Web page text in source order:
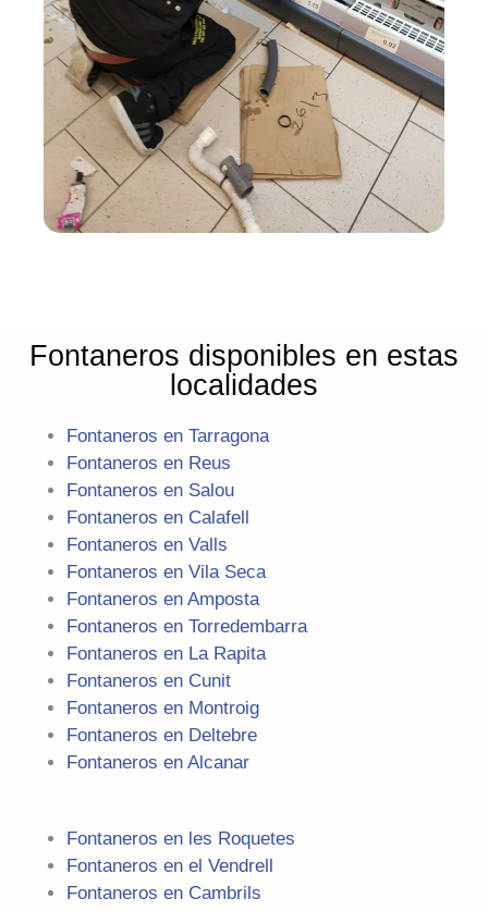
Fontaneros disponibles en estas
localidades
Fontaneros en Tarragona
Fontaneros en Reus
Fontaneros en Salou
Fontaneros en Calafell
Fontaneros en Valls
Fontaneros en Vila Seca
Fontaneros en Amposta
Fontaneros en Torredembarra
Fontaneros en La Rapita
Fontaneros en Cunit
Fontaneros en Montroig
Fontaneros en Deltebre
Fontaneros en Alcanar
Fontaneros en les Roquetes
Fontaneros en el Vendrell
Fontaneros en Cambrils